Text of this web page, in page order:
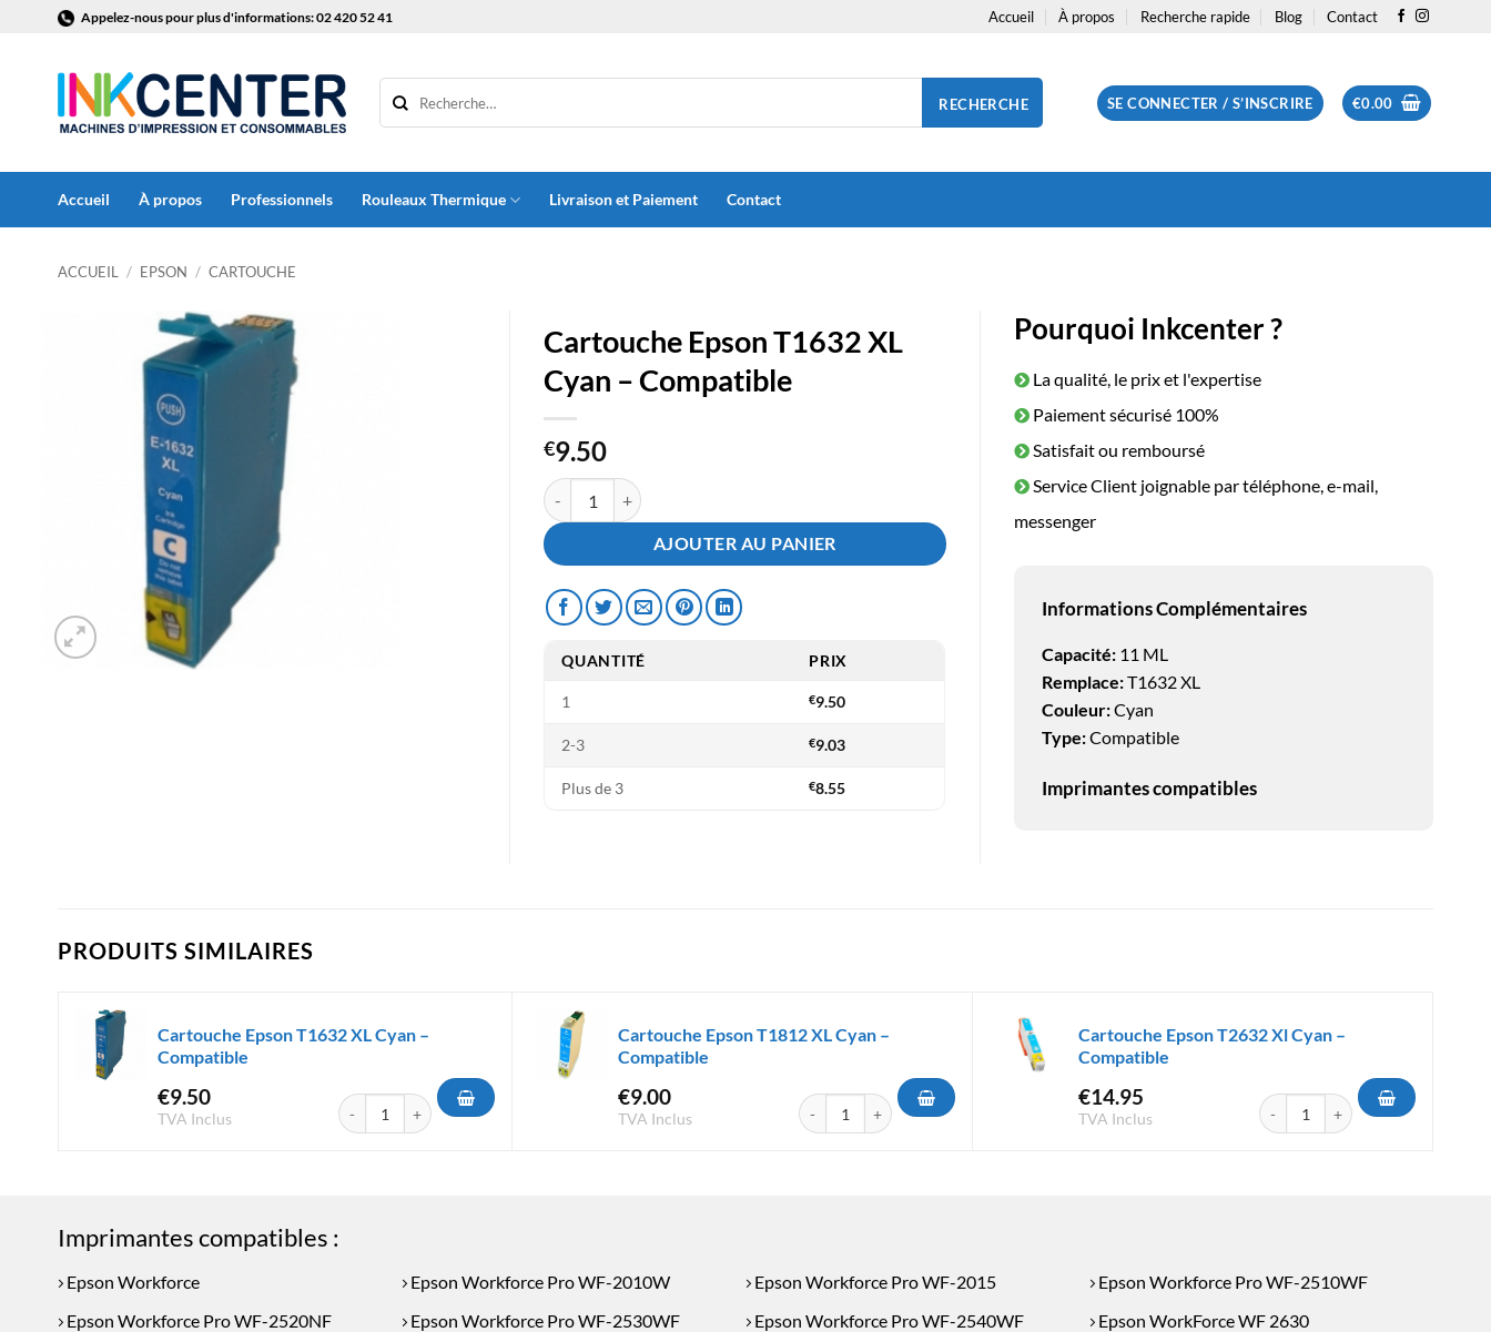
contenu
Appelez-nous pour plus d'informations: 02 420 52 41 Accueil À propos Recherche rapide Blog Contact
RECHERCHE SE CONNECTER / S’INSCRIRE €0.00
Accueil À propos Professionnels Rouleaux Thermique Livraison et Paiement Contact
ACCUEIL / EPSON / CARTOUCHE
Cartouche Epson T1632 XL
Cyan – Compatible
€9.50
quantité de Cartouche Epson T1632 XL Cyan - Compatible
AJOUTER AU PANIER
QUANTITÉ PRIX
1 €9.50
2-3 €9.03
Plus de 3 €8.55
Pourquoi Inkcenter ?
La qualité, le prix et l'expertise
Paiement sécurisé 100%
Satisfait ou remboursé
Service Client joignable par téléphone, e-mail,
messenger
Informations Complémentaires
Capacité:11 ML
Remplace:T1632 XL
Couleur:Cyan
Type:Compatible
Imprimantes compatibles
PRODUITS SIMILAIRES
Cartouche Epson T1632 XL Cyan –
Compatible
€9.50
TVA Inclus
quantité de Cartouche Epson T1632 XL Cyan - Compatible
Cartouche Epson T1812 XL Cyan –
Compatible
€9.00
TVA Inclus
quantité de Cartouche Epson T1812 XL Cyan - Compatible
Cartouche Epson T2632 Xl Cyan –
Compatible
€14.95
TVA Inclus
quantité de Cartouche Epson
Imprimantes compatibles :
Epson Workforce Epson Workforce Pro WF-2010W Epson Workforce Pro WF-2015
Epson Workforce Pro WF-2510WF
Epson Workforce Pro WF-2520NF
Epson Workforce Pro WF-2530WF Epson Workforce Pro WF-2540WF
Epson WorkForce WF 2630